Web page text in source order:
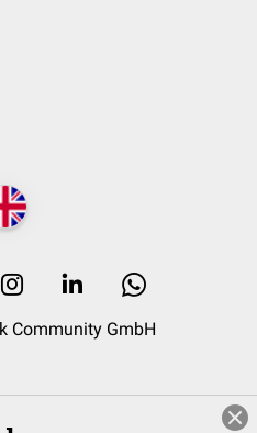
Community GmbH